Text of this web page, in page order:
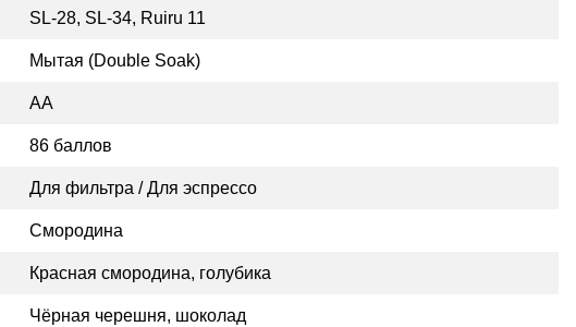
SL-28, SL-34, Ruiru 11
Мытая (Double Soak)
AA
86 баллов
Для фильтра / Для эспрессо
Смородина
Красная смородина, голубика
Чёрная черешня, шоколад